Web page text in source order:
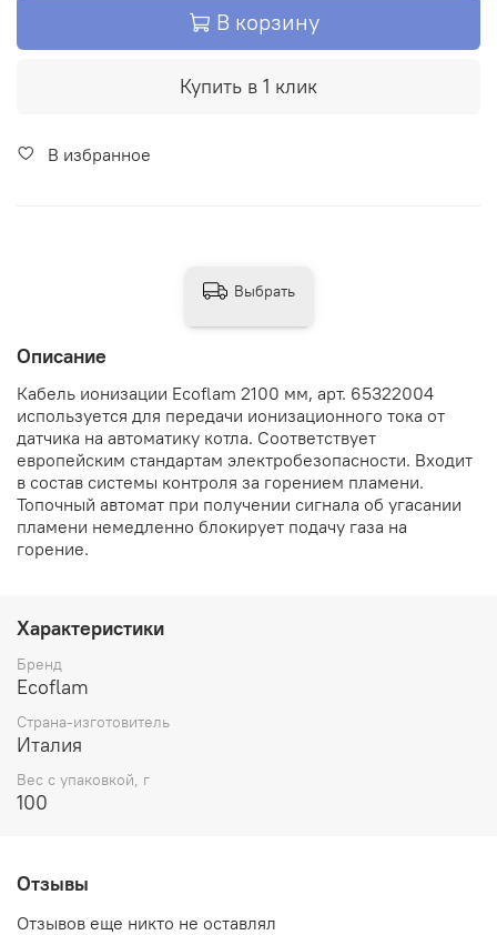
В корзину
Купить в 1 клик
В избранное
Описание
Кабель ионизации Ecoflam 2100 мм, арт. 65322004
используется для передачи ионизационного тока от
датчика на автоматику котла. Соответствует
европейским стандартам электробезопасности. Входит
в состав системы контроля за горением пламени.
Топочный автомат при получении сигнала об угасании
пламени немедленно блокирует подачу газа на
горение.
Характеристики
Бренд
Ecoflam
Страна-изготовитель
Италия
Вес с упаковкой, г
100
Отзывы
Отзывов еще никто не оставлял
Выбрать